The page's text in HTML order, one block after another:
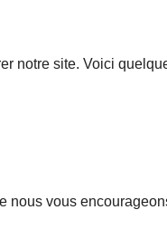
notre site. Voici
nous vous